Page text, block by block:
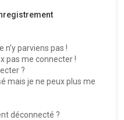
n’y parviens pas !
pas me connecter !
?
mais je ne peux plus me
déconnecté ?